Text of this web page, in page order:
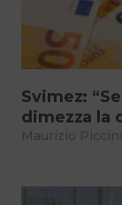
Svimez:
dimezza la
Maurizio